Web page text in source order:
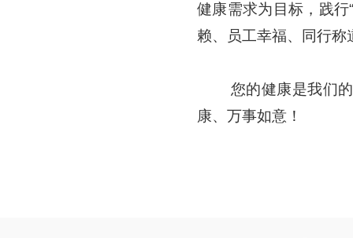
健康需求为目标，践行
赖、员工幸福、同行称
您的健康是我们
康、万事如意！